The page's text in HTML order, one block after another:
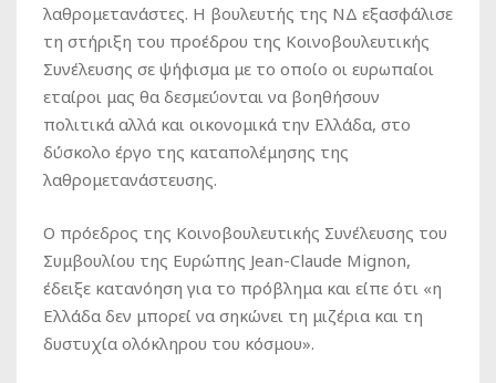
λαθρομετανάστες. Η βουλευτής της ΝΔ εξασφάλισε
τη στήριξη του προέδρου της Κοινοβουλευτικής
Συνέλευσης σε ψήφισμα με το οποίο οι ευρωπαίοι
εταίροι μας θα δεσμεύονται να βοηθήσουν
πολιτικά αλλά και οικονομικά την Ελλάδα, στο
δύσκολο έργο της καταπολέμησης της
λαθρομετανάστευσης.
Ο πρόεδρος της Κοινοβουλευτικής Συνέλευσης του
Συμβουλίου της Ευρώπης Jean-Claude Mignon,
έδειξε κατανόηση για το πρόβλημα και είπε ότι «η
Ελλάδα δεν μπορεί να σηκώνει τη μιζέρια και τη
δυστυχία ολόκληρου του κόσμου».